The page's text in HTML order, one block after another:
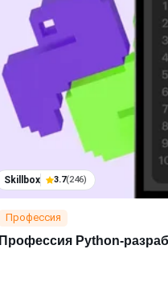
Skillbox 3.7(246)
Профессия
Профессия Python-